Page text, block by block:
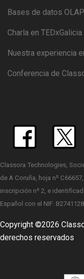
Bases de datos
Charla en TEDxGalicia
Nuestra experiencia
Conferencia de
Classora Technologies,
de A Coruña, hoja nº
inscripción nº 2, e
Español con el NIF:
Copyright ©2026
derechos reservados